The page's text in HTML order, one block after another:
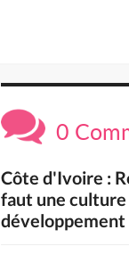
0
Côte d'Ivoire :
faut une culture
développement